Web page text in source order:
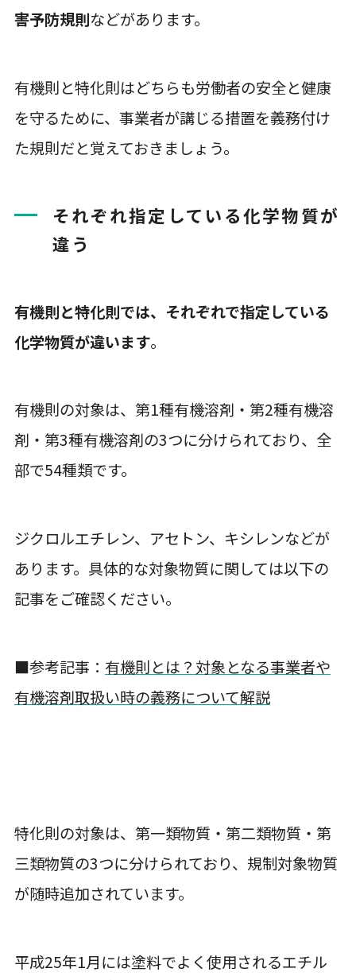
害予防規則などがあります。
有機則と特化則はどちらも労働者の安全と健康
を守るために、事業者が講じる措置を義務付け
た規則だと覚えておきましょう。
それぞれ指定している化学物質が
違う
有機則と特化則では、それぞれで指定している
化学物質が違います。
有機則の対象は、第1種有機溶剤・第2種有機溶
剤・第3種有機溶剤の3つに分けられており、全
部で54種類です。
ジクロルエチレン、アセトン、キシレンなどが
あります。具体的な対象物質に関しては以下の
記事をご確認ください。
■参考記事： 有機則とは？対象となる事業者や
有機溶剤取扱い時の義務について解説
特化則の対象は、第一類物質・第二類物質・第
三類物質の3つに分けられており、規制対象物質
が随時追加されています。
平成25年1月には塗料でよく使用されるエチル